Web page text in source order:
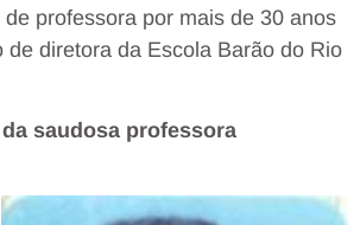
professora por mais de 30 anos
de diretora da Escola Barão do Rio
saudosa professora